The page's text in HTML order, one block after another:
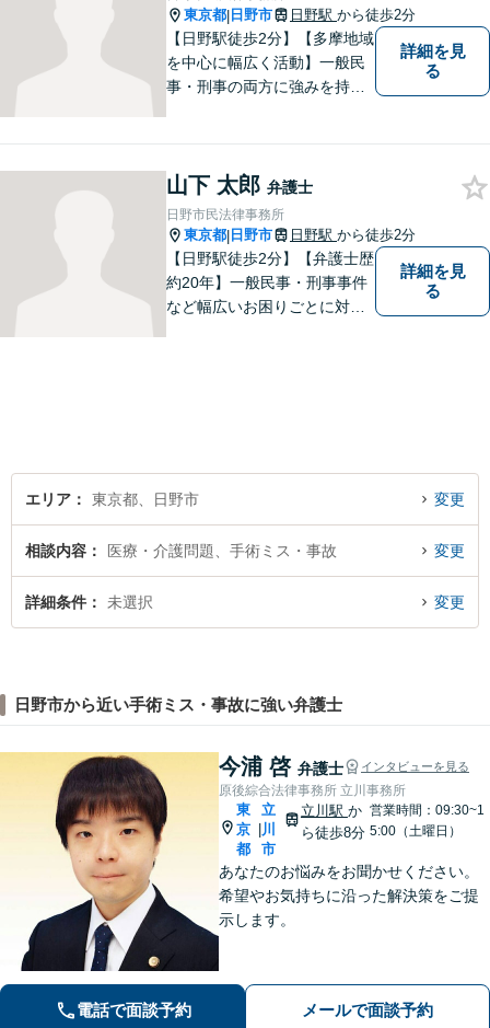
東京都| 日野市 日野駅 から徒歩2分
【日野駅徒歩2分】【多摩地域
を中心に幅広く活動】一般民
事・刑事の両方に強みを持つ
です。まずはお気軽にご相談
ください。【子連れ相談OK】
詳細を見
る
山下 太郎 弁護士
日野市民法律事務所
東京都| 日野市 日野駅 から徒歩2分
【日野駅徒歩2分】【弁護士歴
約20年】一般民事・刑事事件
など幅広いお困りごとに対応
詳細を見
る
エリア 東京都、日野市 変更
相談内容 医療・介護問題、手術ミス・事故 変更
詳細条件 未選択 変更
日野市から近い手術ミス・事故に強い弁護士
今浦 啓 弁護士 インタビューを見る
原後綜合法律事務所 立川事務所
東
京
都
立
川
市
立川駅 か
ら徒歩8分
営業時間：09:30~1
5:00（土曜日）
あなたのお悩みをお聞かせください。
希望やお気持ちに沿った解決策をご提
示します。
電話で面談予約 メールで面談予約